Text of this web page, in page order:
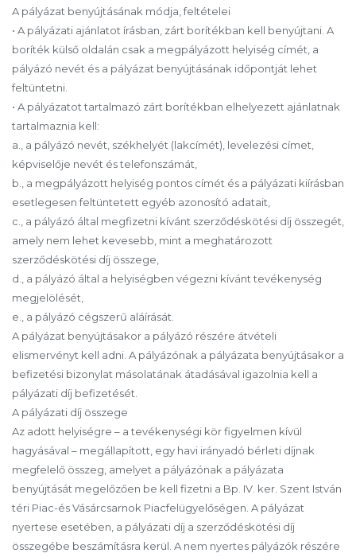
A pályázat benyújtásának módja, feltételei
• A pályázati ajánlatot írásban, zárt borítékban kell benyújtani. A
boríték külső oldalán csak a megpályázott helyiség címét, a
pályázó nevét és a pályázat benyújtásának időpontját lehet
feltüntetni.
• A pályázatot tartalmazó zárt borítékban elhelyezett ajánlatnak
tartalmaznia kell:
a., a pályázó nevét, székhelyét (lakcímét), levelezési címet,
képviselője nevét és telefonszámát,
b., a megpályázott helyiség pontos címét és a pályázati kiírásban
esetlegesen feltüntetett egyéb azonosító adatait,
c., a pályázó által megfizetni kívánt szerződéskötési díj összegét,
amely nem lehet kevesebb, mint a meghatározott
szerződéskötési díj összege,
d., a pályázó által a helyiségben végezni kívánt tevékenység
megjelölését,
e., a pályázó cégszerű aláírását.
A pályázat benyújtásakor a pályázó részére átvételi
elismervényt kell adni. A pályázónak a pályázata benyújtásakor a
befizetési bizonylat másolatának átadásával igazolnia kell a
pályázati díj befizetését.
A pályázati díj összege
Az adott helyiségre – a tevékenységi kör figyelmen kívül
hagyásával – megállapított, egy havi irányadó bérleti díjnak
megfelelő összeg, amelyet a pályázónak a pályázata
benyújtását megelőzően be kell fizetni a Bp. IV. ker. Szent István
téri Piac-és Vásárcsarnok Piacfelügyelőségen. A pályázat
nyertese esetében, a pályázati díj a szerződéskötési díj
összegébe beszámításra kerül. A nem nyertes pályázók részére